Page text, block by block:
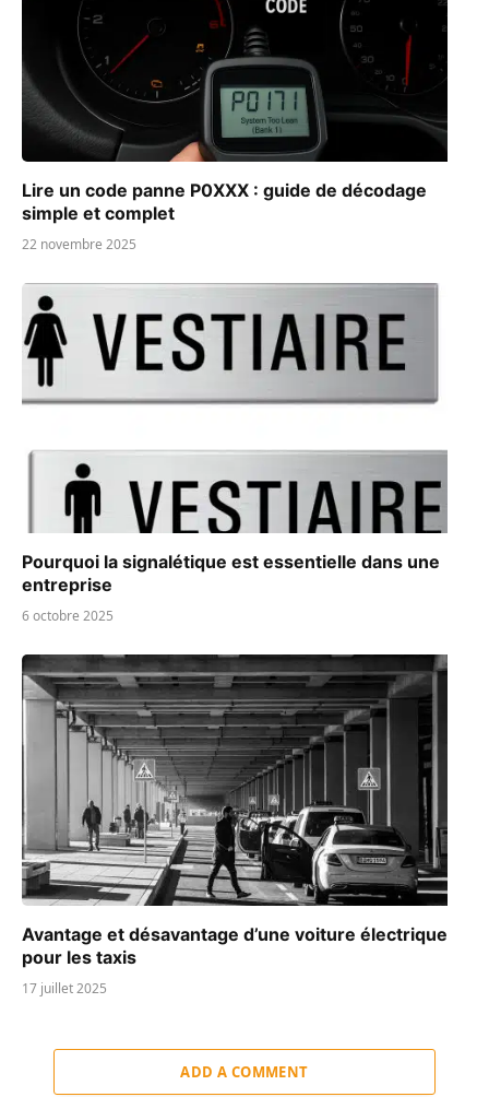
Lire un code panne P0XXX : guide de décodage
simple et complet
22 novembre 2025
Pourquoi la signalétique est essentielle dans une
entreprise
6 octobre 2025
Avantage et désavantage d’une voiture électrique
pour les taxis
17 juillet 2025
ADD A COMMENT